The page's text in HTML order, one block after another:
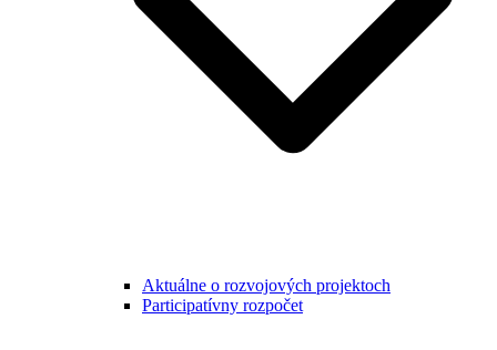
Aktuálne o rozvojových projektoch
Participatívny rozpočet